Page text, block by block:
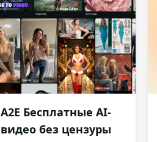
A2E Бесплатные AI-
видео без цензуры